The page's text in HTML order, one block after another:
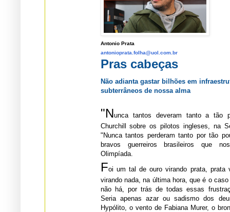
Antonio Prata
antonioprata.folha@uol.com.br
Pras cabeças
Não adianta gastar bilhões em
subterrâneos de nossa alma
"Nunca tantos deveram tanto a tão
Churchill sobre os pilotos ingleses, na Segunda Guerra Mundial.
"Nunca tantos perderam tanto por tão pouco", digo eu, sobre os
bravos guerreiros brasileiros que nos representaram nesta
Olimpíada.
Foi um tal de ouro virando prata, prata
virando nada, na última hora, que é o caso de nos perguntarmos se
não há, por trás de todas essas frustrações, um traço comum.
Seria apenas azar ou sadismo dos deuses a queda de Diego
Hypólito, o vento de Fabiana Murer, o bronze do Cielo, o "apagón"